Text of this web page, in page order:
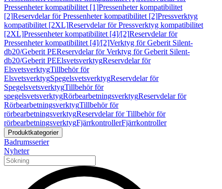
Pressenheter kompatibilitet [1]Pressenheter kompatibilitet
[2]Reservdelar för Pressenheter kompatibilitet [2]Pressverktyg
kompatibilitet [2XL]Reservdelar för Pressverktyg kompatibilitet
[2XL]Pressenheter kompatibilitet [4]/[2]Reservdelar för
Pressenheter kompatibilitet [4]/[2]Verktyg för Geberit Silent-
db20/Geberit PEReservdelar för Verktyg för Geberit Silent-
db20/Geberit PEElsvetsverktygReservdelar för
ElsvetsverktygTillbehör för
ElsvetsverktygSpegelsvetsverktygReservdelar för
SpegelsvetsverktygTillbehör för
spegelsvetsverktygRörbearbetningsverktygReservdelar för
RörbearbetningsverktygTillbehör för
rörbearbetningsverktygReservdelar för Tillbehör för
rörbearbetningsverktygFjärrkontrollerFjärrkontroller
Produktkategorier
Badrumsserier
Nyheter